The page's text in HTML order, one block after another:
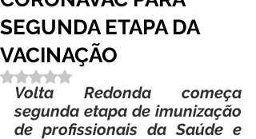
SEGUNDA ETAPA DA
VACINAÇÃO
Avaliado com NaN de 5 estrelas.
Volta Redonda começa
segunda etapa de imunização
de profissionais da Saúde e